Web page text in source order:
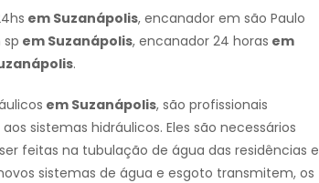
em Suzanápolis, encanador em são Paulo
em Suzanápolis, encanador 24 horas em
.
em Suzanápolis, são profissionais
sistemas hidráulicos. Eles são necessários
feitas na tubulação de água das residências e
sistemas de água e esgoto transmitem, os